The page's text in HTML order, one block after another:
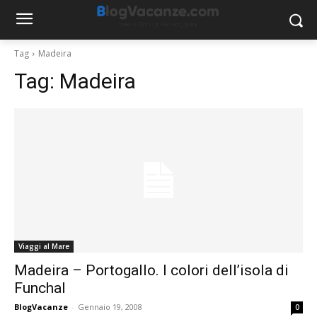
Tag Madeira
Tag: Madeira
Viaggi al Mare
Madeira – Portogallo. I colori dell’isola di
Funchal
BlogVacanze - Gennaio 19, 2008 0